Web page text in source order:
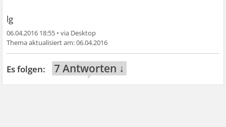
lg
06.04.2016 18:55 •
06.04.2016
7 Antworten ↓